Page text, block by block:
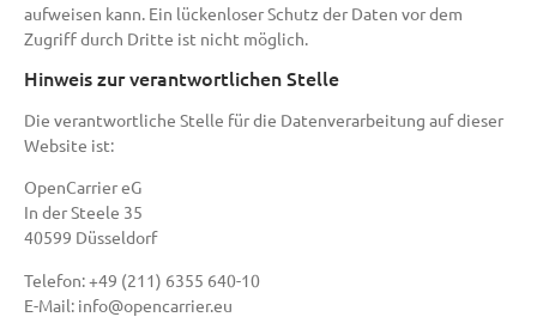
aufweisen kann. Ein lückenloser Schutz der Daten vor dem
Zugriff durch Dritte ist nicht möglich.
Hinweis zur verantwortlichen Stelle
Die verantwortliche Stelle für die Datenverarbeitung auf dieser
Website ist:
OpenCarrier eG
In der Steele 35
40599 Düsseldorf
Telefon: +49 (211) 6355 640-10
E-Mail: info@opencarrier.eu